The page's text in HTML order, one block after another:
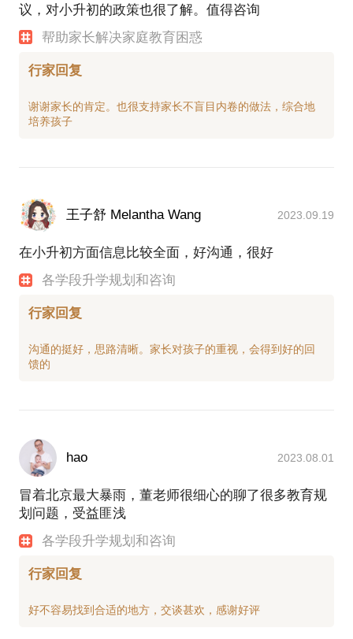
议，对小升初的政策也很了解。值得咨询
帮助家长解决家庭教育困惑
行家回复
谢谢家长的肯定。也很支持家长不盲目内卷的做法，综合地
王子舒 Melantha Wang 2023.09.19
在小升初方面信息比较全面，好沟通，很好
各学段升学规划和咨询
行家回复
沟通的挺好，思路清晰。家长对孩子的重视，会得到好的回
hao 2023.08.01
冒着北京最大暴雨，董老师很细心的聊了很多教育规
划问题，受益匪浅
各学段升学规划和咨询
行家回复